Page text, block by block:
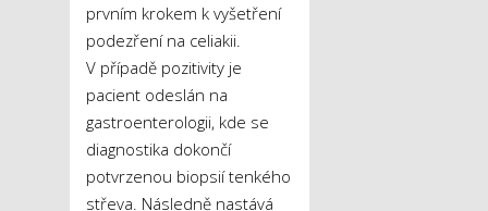
prvním krokem k vyšetření
podezření na celiakii.
V případě pozitivity je
pacient odeslán na
gastroenterologii, kde se
diagnostika dokončí
potvrzenou biopsií tenkého
střeva. Následně nastává